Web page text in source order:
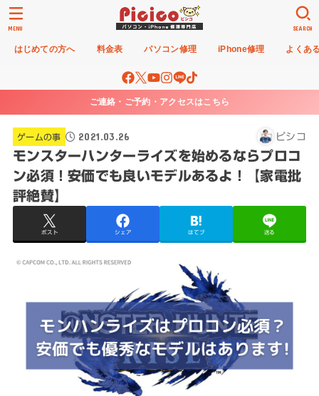
はじめての方へ 料金表 パソコン修理 iPhone修理 よくあ
SEARCH
MENU
ご連絡・ご予約・アクセスはこちら
ゲームの事 2021.03.26 ピシコ
モンスターハンターライズを始めるならプロコ
ン必須！安価でも良いモデルあるよ！【家電批
評絶賛】
ポスト シェア はてブ 送る